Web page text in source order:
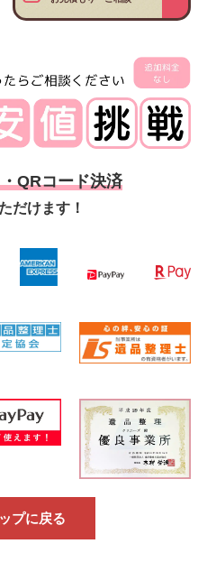
QRコード決済
だけます！
プに戻る